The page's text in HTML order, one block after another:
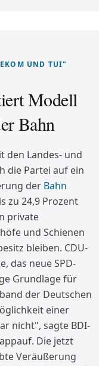
UND TUI"
Modell
Bahn
den Landes- und
die Partei auf ein
der Bahn
zu 24,9 Prozent
private
und Schienen
bleiben. CDU-
das neue SPD-
Grundlage für
der Deutschen
einer
nicht", sagte BDI-
Die jetzt
Veräußerung